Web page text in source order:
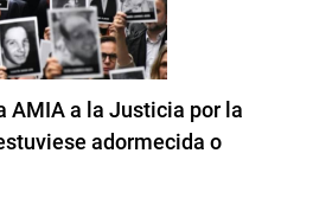
AMIA a la Justicia por la
adormecida o